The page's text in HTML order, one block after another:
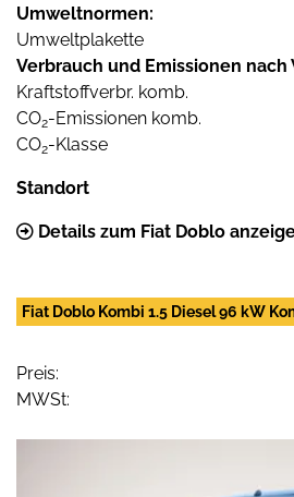
Umweltnormen:
Umweltplakette
Verbrauch und Emissionen nach
Kraftstoffverbr. komb.
CO2-Emissionen komb.
CO2-Klasse
Standort
Details zum Fiat Doblo
Fiat Doblo Kombi 1.5 Diesel 96 kW
Preis:
MWSt: